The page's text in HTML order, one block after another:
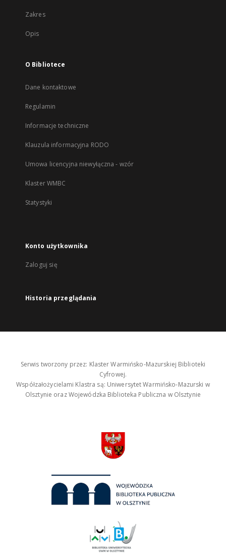
Zakres
Opis
O Bibliotece
Dane kontaktowe
Regulamin
Informacje techniczne
Klauzula informacyjna RODO
Umowa licencyjna niewyłączna - wzór
Klaster WMBC
Statystyki
Konto użytkownika
Zaloguj się
Historia przeglądania
Serwis tworzony przez: Klaster Warmińsko-Mazurskiej Biblioteki
Cyfrowej.
Współzałożycielami Klastra są: Uniwersytet Warmińsko-Mazurski w
Olsztynie oraz Wojewódzka Biblioteka Publiczna w Olsztynie